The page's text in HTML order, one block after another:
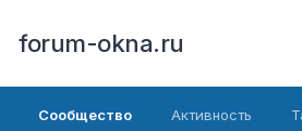
forum-okna.ru
Сообщество Активность